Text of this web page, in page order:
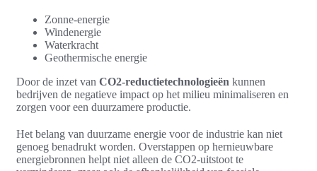
Zonne-energie
Windenergie
Waterkracht
Geothermische energie
Door de inzet van CO2-reductietechnologieën kunnen
bedrijven de negatieve impact op het milieu minimaliseren en
zorgen voor een duurzamere productie.
Het belang van duurzame energie voor de industrie kan niet
genoeg benadrukt worden. Overstappen op hernieuwbare
energiebronnen helpt niet alleen de CO2-uitstoot te